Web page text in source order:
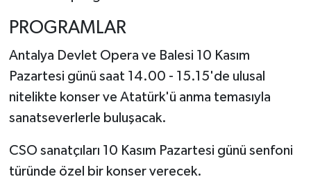
PROGRAMLAR
Antalya Devlet Opera ve Balesi 10 Kasım
Pazartesi günü saat 14.00 - 15.15'de ulusal
nitelikte konser ve Atatürk'ü anma temasıyla
sanatseverlerle buluşacak.
CSO sanatçıları 10 Kasım Pazartesi günü senfoni
türünde özel bir konser verecek.